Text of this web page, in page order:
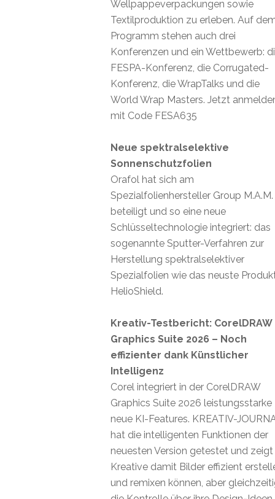
Wellpappeverpackungen sowie
Textilproduktion zu erleben. Auf
Programm stehen auch drei
Konferenzen und ein Wettbewerb:
FESPA-Konferenz, die Corrugated-
Konferenz, die WrapTalks und die
World Wrap Masters. Jetzt
mit Code FESA635
Neue spektralselektive
Sonnenschutzfolien
Orafol hat sich am
Spezialfolienhersteller Group M.A.M.
beteiligt und so eine neue
Schlüsseltechnologie integriert: das
sogenannte Sputter-Verfahren zur
Herstellung spektralselektiver
Spezialfolien wie das neuste
HelioShield.
Kreativ-Testbericht: CorelDRAW
Graphics Suite 2026 – Noch
effizienter dank Künstlicher
Intelligenz
Corel integriert in der CorelDRAW
Graphics Suite 2026 leistungsstarke
neue KI-Features. KREATIV-
hat die intelligenten Funktionen der
neuesten Version getestet und
Kreative damit Bilder effizient
und remixen können, aber